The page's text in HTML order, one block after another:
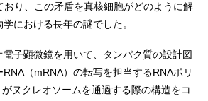
おり、この矛盾を真核細胞がどのように解
における長年の謎でした。
子顕微鏡を用いて、タンパク質の設計図
（mRNA）の転写を担当するRNAポリ
ヌクレオソームを通過する際の構造をコ